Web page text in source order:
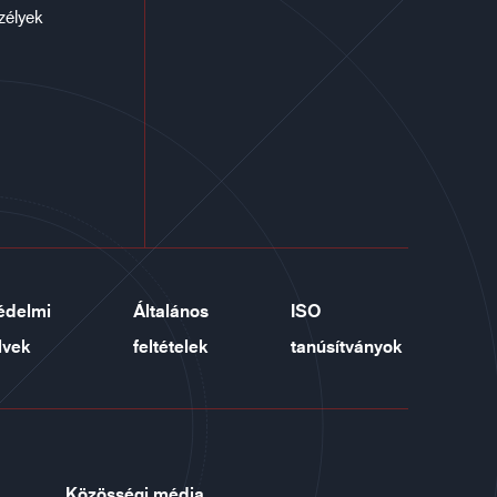
Általános
feltételek
ISO
tanúsítványok